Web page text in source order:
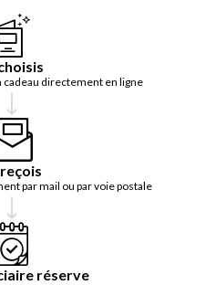
cadeau directement en ligne
par mail ou par voie postale
réserve